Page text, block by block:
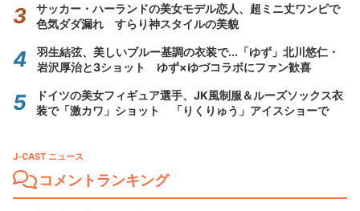
サッカー・ハーランドの美女モデル恋人、超ミニ丈ワンピで
色気ダダ漏れ すらり神スタイルの美貌
羽生結弦、美しいブルー基調の衣装で...「ゆず」北川悠仁・
岩沢厚治と3ショット ゆず×ゆづコラボにファン歓喜
ドイツの美女フィギュア選手、JK風制服＆ルーズソックス衣
装で「激カワ」ショット 「りくりゅう」アイスショーで
J-CAST ニュース
コメントランキング